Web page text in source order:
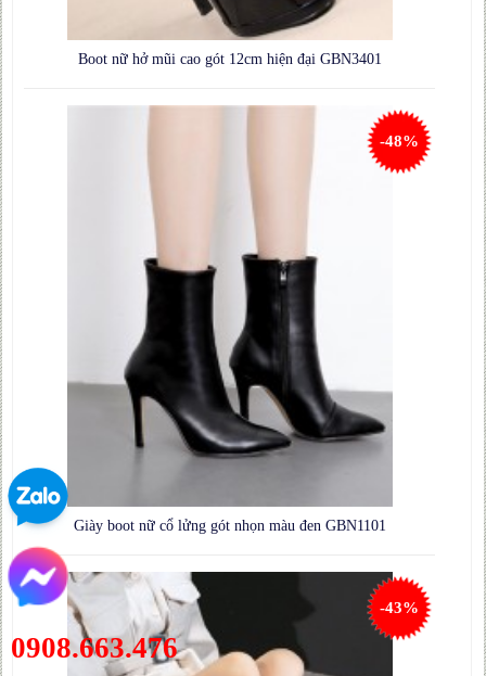
Boot nữ hở mũi cao gót 12cm hiện đại GBN3401
Giày boot nữ cổ lửng gót nhọn màu đen GBN1101
-48%
-43%
0908.663.476